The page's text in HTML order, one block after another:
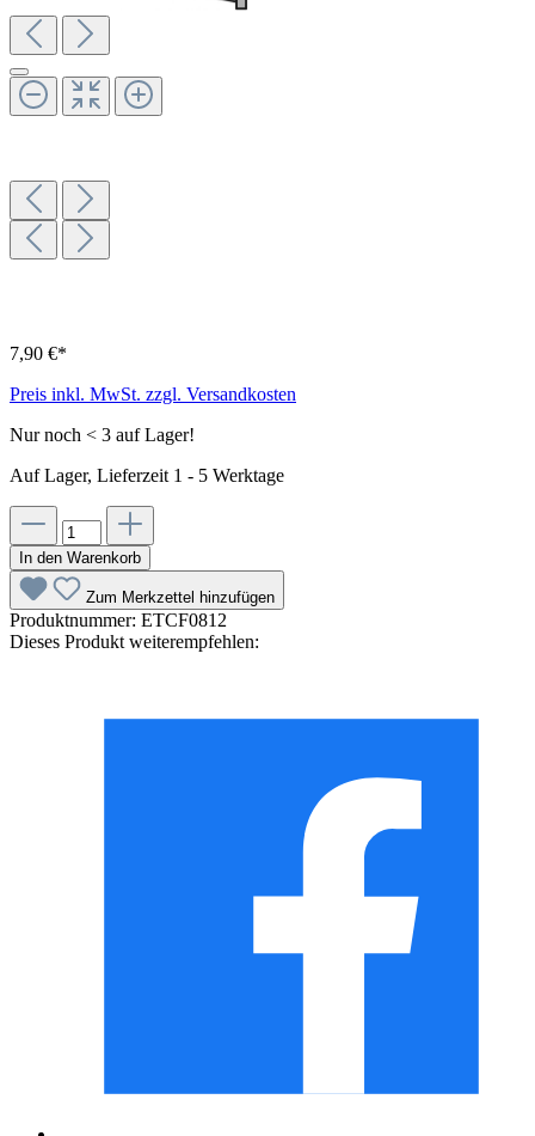
7,90 €*
Preis inkl. MwSt. zzgl. Versandkosten
Nur noch < 3 auf Lager!
Auf Lager, Lieferzeit 1 - 5 Werktage
In den Warenkorb
Zum Merkzettel hinzufügen
Produktnummer: ETCF0812
Dieses Produkt weiterempfehlen: